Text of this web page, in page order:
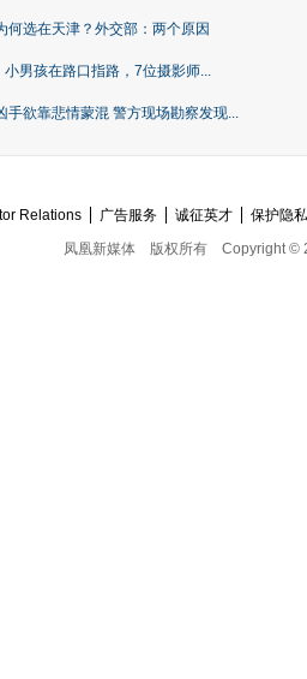
何选在天津？外交部：两个原因
男孩在路口指路，7位摄影师...
手欲靠悲情蒙混 警方现场勘察发现...
Relations 广告服务 诚征英才
保护隐
凤凰新媒体
版权所有 Copyright ©